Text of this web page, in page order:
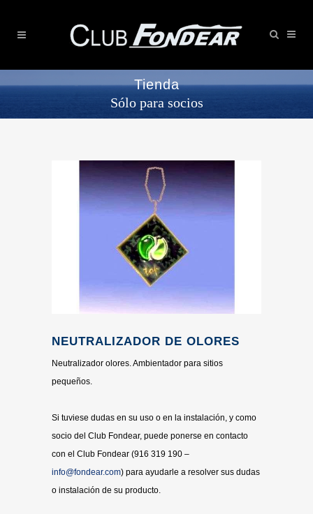
Tienda
Sólo para socios
NEUTRALIZADOR DE OLORES
Neutralizador olores. Ambientador para sitios
pequeños.
Si tuviese dudas en su uso o en la instalación, y como
socio del Club Fondear, puede ponerse en contacto
con el Club Fondear (916 319 190 –
info@fondear.com) para ayudarle a resolver sus dudas
o instalación de su producto.